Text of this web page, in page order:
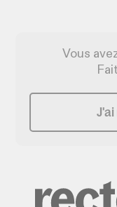
Vous
J'ai